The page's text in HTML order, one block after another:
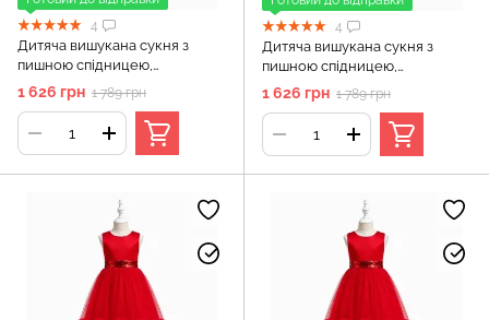
4
Дитяча вишукана сукня з
пишною спідницею,
Червоний, 120 см, 5-6 років
1 626 грн 1 789 грн
4
Дитяча вишукана сукня з
пишною спідницею,
Червоний, 130 см, 6-7 років
1 626 грн 1 789 грн